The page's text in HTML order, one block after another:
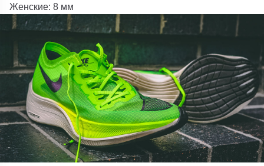
Женские: 8 мм